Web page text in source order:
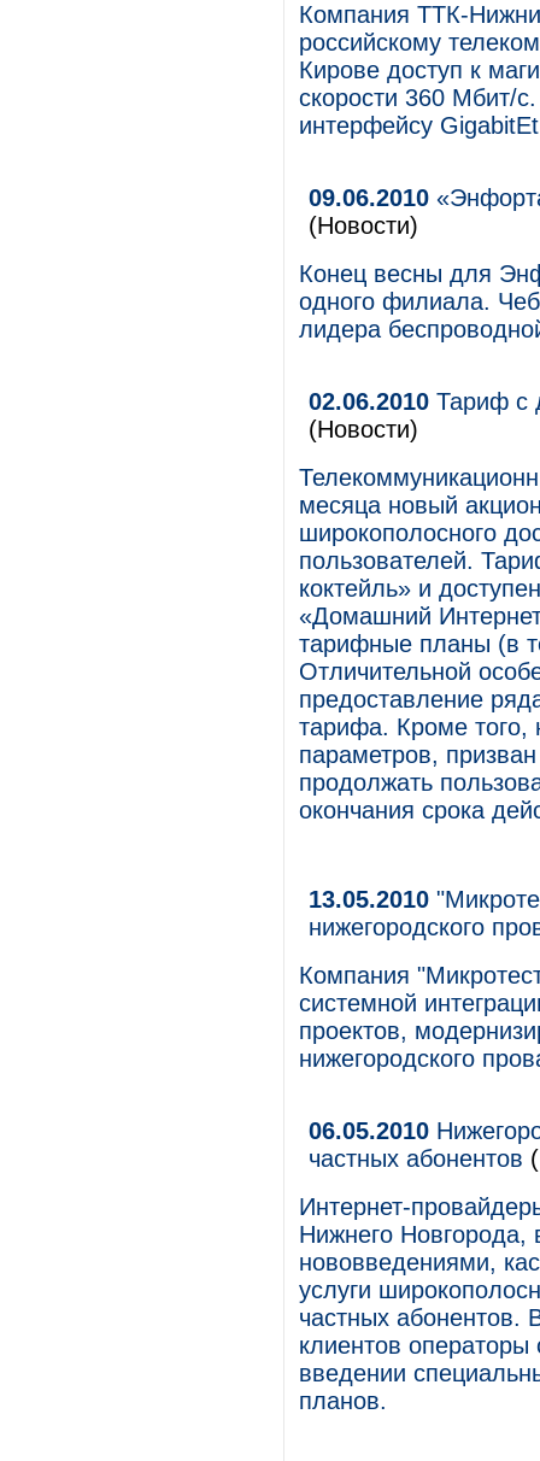
Компания ТТК-
российскому
Кирове доступ к
скорости 360 Мбит/
интерфейсу
09.06.2010
(Новости)
Конец весны для
одного филиала.
лидера
02.06.2010 Тариф с
(Новости)
месяца новый
широкополосного
пользователей.
коктейль» и
«Домашний
тарифные планы (в
Отличительной
предоставление
тарифа. Кроме того,
параметров,
продолжать
окончания срока
13.05.2010
нижегородского
Компания
системной
проектов,
нижегородского
06.05.2010
частных абонентов
Интернет-
Нижнего Новгорода,
нововведениями,
услуги
частных абонентов.
клиентов
введении
планов.